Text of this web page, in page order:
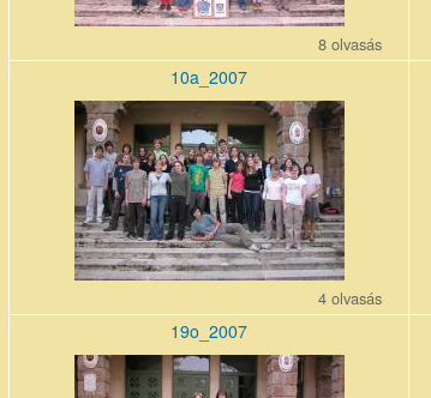
8 olvasás
10a_2007
10a_200710_0.jpg
4 olvasás
19o_2007
19o_200710_0.jpg